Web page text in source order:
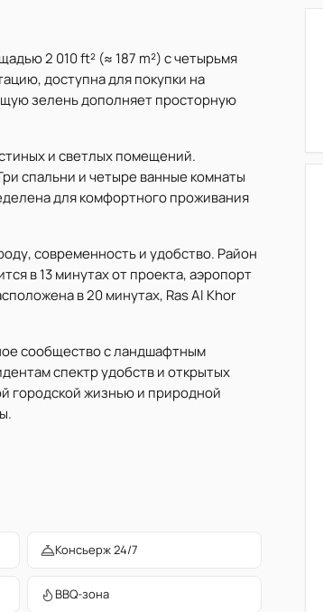
2 010 ft² (≈ 187 m²) с четырьмя
доступна для покупки на
зелень дополняет просторную
и светлых помещений.
спальни и четыре ванные комнаты
для комфортного проживания
современность и удобство. Район
в 13 минутах от проекта, аэропорт
в 20 минутах, Ras Al Khor
сообщество с ландшафтным
спектр удобств и открытых
городской жизнью и природной
Консьерж 24/7
BBQ-зона